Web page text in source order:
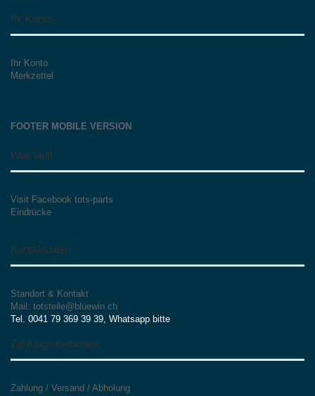
Ihr Konto
Ihr Konto
Merkzettel
FOOTER MOBILE VERSION
Was läuft
Visit Facebook tots-parts
Eindrücke
Kontaktdaten
Standort & Kontakt
Mail: totsteile@bluewin.ch
Tel. 0041 79 369 39 39, Whatsapp bitte
Zahlungsmethoden
Zahlung / Versand / Abholung